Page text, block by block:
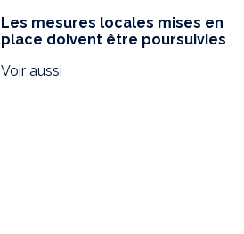
Les mesures locales mises en
place doivent être poursuivies
Voir aussi